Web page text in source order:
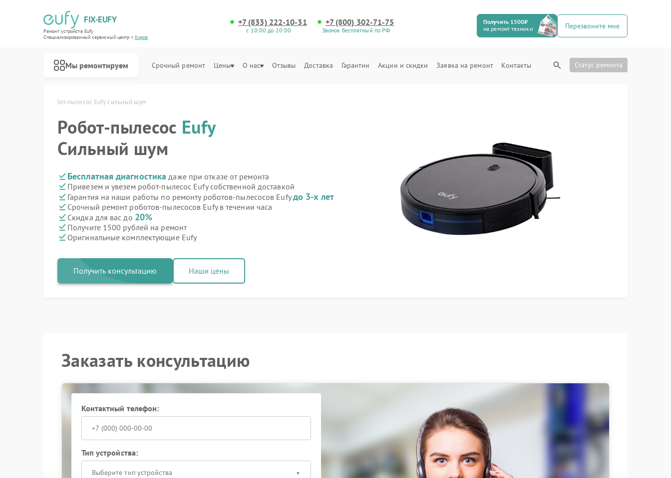
FIX-EUFY
Ремонт устройств Eufy
Специализированный cервисный центр г.Киров
+7 (833) 222-10-31
с 10:00 до 20:00
+7 (800) 302-71-75
Звонок бесплатный по РФ
Получить 1500₽
на ремонт техники
Перезвоните мне
Мы ремонтируем Срочный ремонт Цены О нас Отзывы Доставка Гарантии Акции и скидки Заявка на ремонт Контакты Статус ремонта
Робот-пылесос Eufy сильный шум
Робот-пылесос Eufy
Сильный шум
Бесплатная диагностика даже при отказе от ремонта
Привезем и увезем робот-пылесос Eufy собственной доставкой
Гарантия на наши работы по ремонту роботов-пылесосов Eufyдо 3-х лет
Срочный ремонт роботов-пылесосов Eufy в течении часа
Скидка для вас до 20%
Получите 1500 рублей на ремонт
Оригинальные комплектующие Eufy
Получить консультацию Наши цены
Заказать консультацию
Контактный телефон:
Тип устройства:
Выберите тип устройства